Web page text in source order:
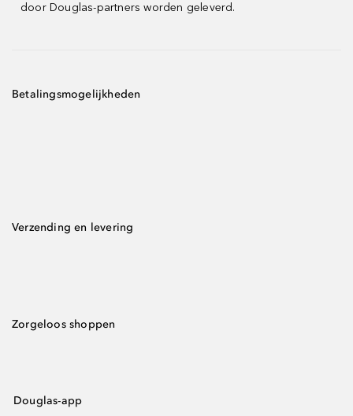
door Douglas-partners worden geleverd.
Betalingsmogelijkheden
Verzending en levering
Zorgeloos shoppen
Douglas-app